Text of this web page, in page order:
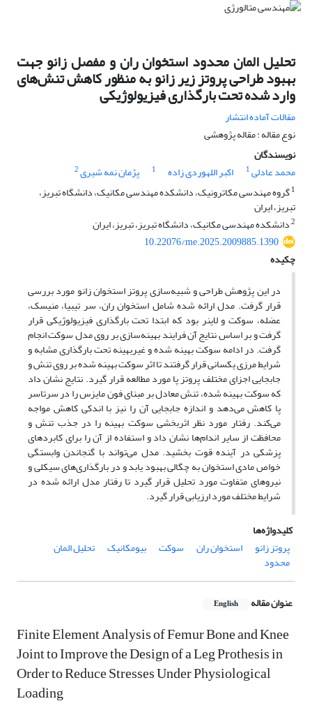
تحلیل المان محدود استخوان ران و مفصل زانو جهت
بهبود طراحی پروتز زیر زانو به منظور کاهش تنش‌های
وارد شده تحت بارگذاری فیزیولوژیکی
مقالات آماده انتشار
نوع مقاله : مقاله پژوهشی
نویسندگان
محمد عادلی1 اکبر اللهوردی زاده 1 پژمان نمه شیری2
1گروه مهندسی مکاترونیک، دانشکده مهندسی مکانیک، دانشگاه تبریز،
تبریز، ایران
2دانشکده مهندسی مکانیک، دانشگاه تبریز، تبریز، ایران
10.22076/me.2025.2009885.1390
چکیده
در این پژوهش طراحی و شبیه‌سازی پروتز استخوان زانو مورد بررسی
قرار گرفت. مدل ارائه شده شامل استخوان ران، سر تیبیا، منیسک،
عضله، سوکت و لاینر بود که ابتدا تحت بارگذاری فیزیولوژیکی قرار
گرفت و بر اساس نتایج آن فرایند بهینه‌سازی بر روی مدل سوکت انجام
گرفت. در ادامه سوکت بهینه شده و غیربهینه تحت بارگذاری مشابه و
شرایط مرزی یکسانی قرار گرفتند تا اثر سوکت بهینه شده بر روی تنش و
جابجایی اجزای مختلف پروتز پا مورد مطالعه قرار گیرد. نتایج نشان داد
که سوکت بهینه شده، تنش معادل بر مبنای فون مایزس را در سرتاسر
پا کاهش می‌دهد و اندازه جابجایی آن را نیز با اندکی کاهش مواجه
می‌کند. رفتار مورد نظر اثربخشی سوکت بهینه را در جذب تنش و
محافظت از سایر اندام‌ها نشان داد و استفاده از آن را برای کابردهای
پزشکی در آینده قوت بخشید. مدل می‌تواند با گنجاندن وابستگی
خواص مادی استخوان به چگالی بهبود یابد و در بارگذاری‌های سیکلی و
نیروهای متفاوت مورد تحلیل قرار گیرد تا رفتار مدل ارائه شده در
شرایط مختلف مورد ارزیابی قرار گیرد.
کلیدواژه‌ها
پروتز زانو
استخوان ران سوکت بیومکانیک تحلیل المان
محدود
عنوان مقاله English
Finite Element Analysis of Femur Bone and Knee
Joint to Improve the Design of a Leg Prothesis in
Order to Reduce Stresses Under Physiological
Loading